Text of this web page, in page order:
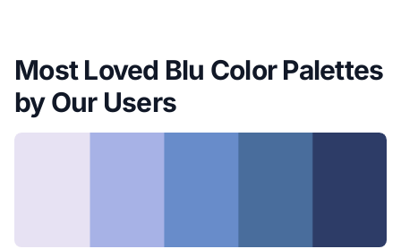
Most Loved Blu Color Palettes
by Our Users